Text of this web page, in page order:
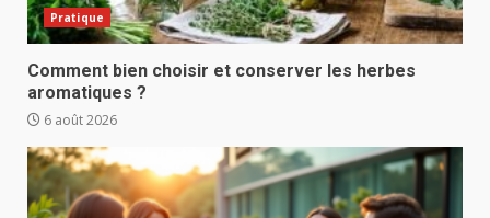
Pratique
Comment bien choisir et conserver les herbes
aromatiques ?
6 août 2026